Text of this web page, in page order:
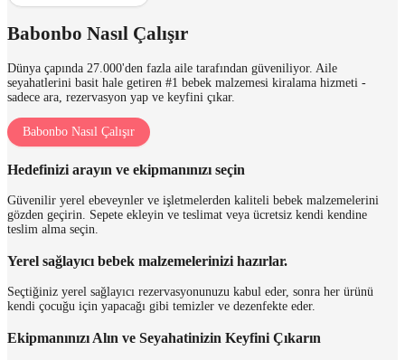
Babonbo Nasıl Çalışır
Dünya çapında 27.000'den fazla aile tarafından güveniliyor. Aile
seyahatlerini basit hale getiren #1 bebek malzemesi kiralama hizmeti -
sadece ara, rezervasyon yap ve keyfini çıkar.
Babonbo Nasıl Çalışır
Hedefinizi arayın ve ekipmanınızı seçin
Güvenilir yerel ebeveynler ve işletmelerden kaliteli bebek malzemelerini
gözden geçirin. Sepete ekleyin ve teslimat veya ücretsiz kendi kendine
teslim alma seçin.
Yerel sağlayıcı bebek malzemelerinizi hazırlar.
Seçtiğiniz yerel sağlayıcı rezervasyonunuzu kabul eder, sonra her ürünü
kendi çocuğu için yapacağı gibi temizler ve dezenfekte eder.
Ekipmanınızı Alın ve Seyahatinizin Keyfini Çıkarın